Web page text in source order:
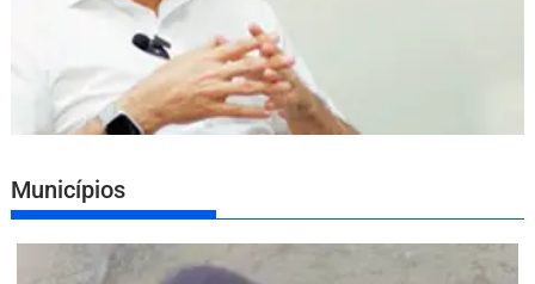
Municípios